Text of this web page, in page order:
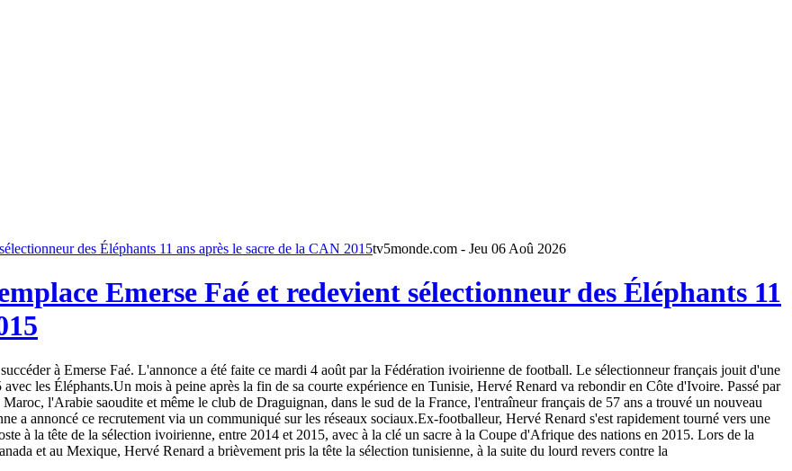
tv5monde.com - Jeu 06 Aoû 2026
Emerse Faé et redevient sélectionneur des Éléphants 11
à Emerse Faé. L'annonce a été faite ce mardi 4 août par la Fédération ivoirienne de football. Le sélectionneur français jouit d'une
les Éléphants.Un mois à peine après la fin de sa courte expérience en Tunisie, Hervé Renard va rebondir en Côte d'Ivoire. Passé par
l'Arabie saoudite et même le club de Draguignan, dans le sud de la France, l'entraîneur français de 57 ans a trouvé un nouveau
a annoncé ce recrutement via un communiqué sur les réseaux sociaux.Ex-footballeur, Hervé Renard s'est rapidement tourné vers une
à la tête de la sélection ivoirienne, entre 2014 et 2015, avec à la clé un sacre à la Coupe d'Afrique des nations en 2015. Lors de la
et au Mexique, Hervé Renard a brièvement pris la tête la sélection tunisienne, à la suite du lourd revers contre la